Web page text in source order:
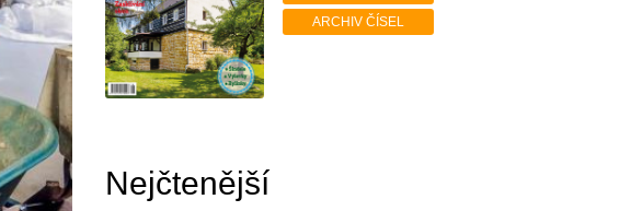
ARCHIV ČÍSEL
Nejčtenější